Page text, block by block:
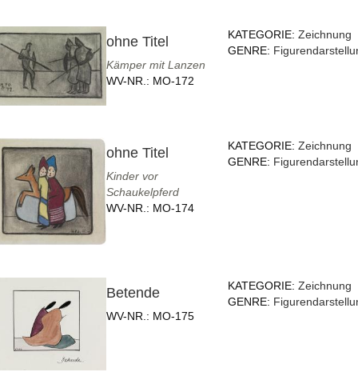
ohne Titel
Kämper mit Lanzen
WV-NR.: MO-172
KATEGORIE:Zeichnung
GENRE:
ohne Titel
Kinder vor
Schaukelpferd
WV-NR.: MO-174
KATEGORIE:Zeichnung
GENRE:
Betende
WV-NR.: MO-175
KATEGORIE:Zeichnung
GENRE: